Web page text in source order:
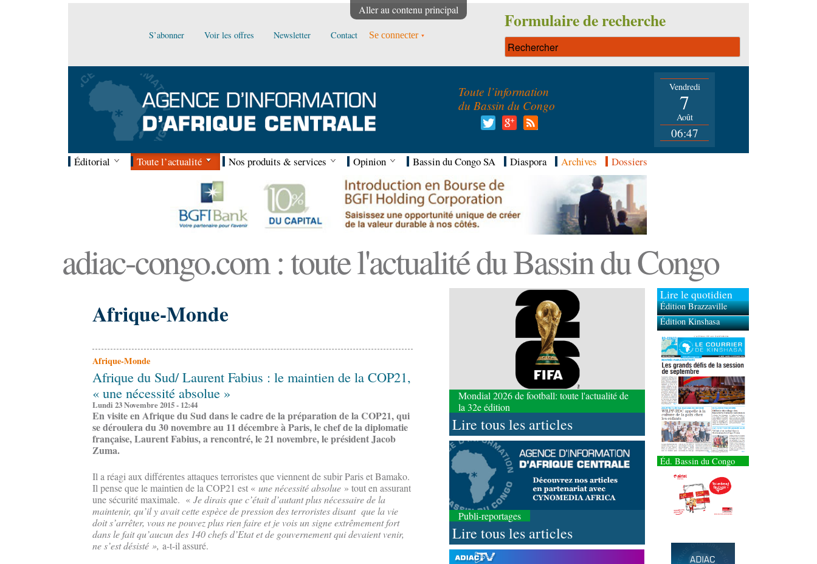
Aller au contenu principal
S’abonner Voir les offres Newsletter Contact Se connecter
Formulaire de recherche
Toute l’information
du Bassin du Congo
Vendredi
7
Août
06:47
Éditorial Toute l’actualité Nos produits & services Opinion Bassin du Congo SA Diaspora Archives Dossiers
adiac-congo.com : toute l'actualité du Bassin du Congo
Afrique-Monde
Afrique-Monde
Afrique du Sud/ Laurent Fabius : le maintien de la COP21,
« une nécessité absolue »
Lundi 23 Novembre 2015 - 12:44
En visite en Afrique du Sud dans le cadre de la préparation de la COP21, qui
se déroulera du 30 novembre au 11 décembre à Paris, le chef de la diplomatie
française, Laurent Fabius, a rencontré, le 21 novembre, le président Jacob
Zuma.
Il a réagi aux différentes attaques terroristes que viennent de subir Paris et Bamako.
Il pense que le maintien de la COP21 est « une nécessité absolue » tout en assurant
une sécurité maximale. « Je dirais que c’était d’autant plus nécessaire de la
maintenir, qu’il y avait cette espèce de pression des terroristes disant que la vie
doit s’arrêter, vous ne pouvez plus rien faire et je vois un signe extrêmement fort
dans le fait qu’aucun des 140 chefs d’Etat et de gouvernement qui devaient venir,
ne s’est désisté », a-t-il assuré.
Mondial 2026 de football: toute l'actualité de
la 32e édition
Lire tous les articles
Publi-reportages
Lire tous les articles
Lire le quotidien
Édition Brazzaville
Édition Kinshasa
Éd. Bassin du Congo